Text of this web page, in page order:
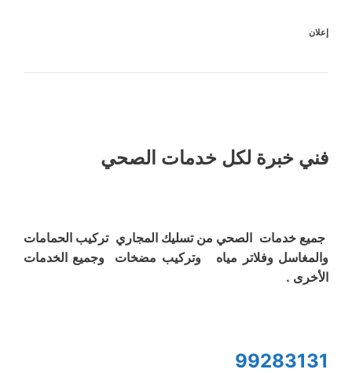
إعلان
فني خبرة لكل خدمات الصحي
جميع خدمات الصحي من تسليك المجاري تركيب الحمامات
والمغاسل وفلاتر مياه وتركيب مضخات وجميع الخدمات
الأخرى .
99283131